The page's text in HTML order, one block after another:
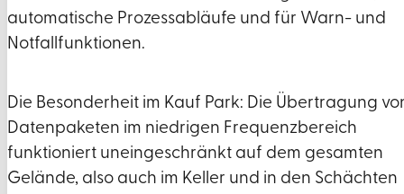
automatische Prozessabläufe und für Warn- und
Notfallfunktionen.
Die Besonderheit im Kauf Park: Die Übertragung
Datenpaketen im niedrigen Frequenzbereich
funktioniert uneingeschränkt auf dem gesamten
Gelände, also auch im Keller und in den Schächten